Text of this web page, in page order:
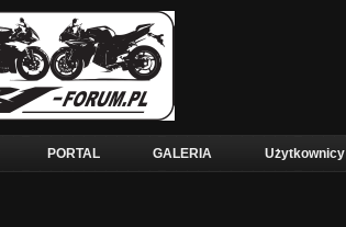
PORTAL GALERIA Użytkownicy